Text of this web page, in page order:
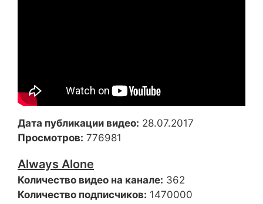
Дата публикации видео: 28.07.2017
Просмотров: 776981
Always Alone
Количество видео на канале: 362
Количество подписчиков: 1470000